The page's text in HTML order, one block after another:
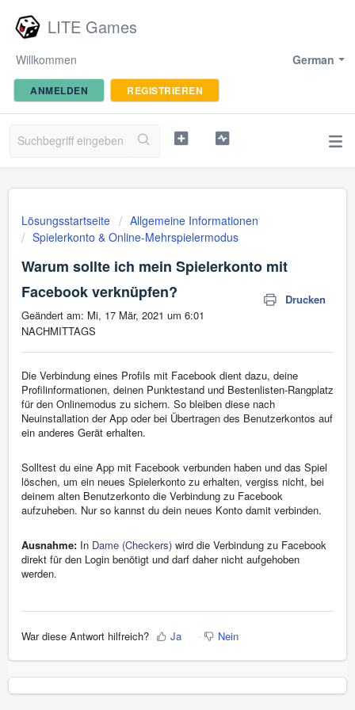
LITE Games
German
Willkommen
ANMELDEN REGISTRIEREN
Lösungsstartseite
Allgemeine Informationen
Spielerkonto & Online-Mehrspielermodus
Warum sollte ich mein Spielerkonto mit
Facebook verknüpfen?
Drucken
Geändert am: Mi, 17 Mär, 2021 um 6:01
NACHMITTAGS
Die Verbindung eines Profils mit Facebook dient dazu, deine
Profilinformationen, deinen Punktestand und Bestenlisten-Rangplatz
für den Onlinemodus zu sichern. So bleiben diese nach
Neuinstallation der App oder bei Übertragen des Benutzerkontos auf
ein anderes Gerät erhalten.
Solltest du eine App mit Facebook verbunden haben und das Spiel
löschen, um ein neues Spielerkonto zu erhalten, vergiss nicht, bei
deinem alten Benutzerkonto die Verbindung zu Facebook
aufzuheben. Nur so kannst du dein neues Konto damit verbinden.
Ausnahme: In Dame (Checkers) wird die Verbindung zu Facebook
direkt für den Login benötigt und darf daher nicht aufgehoben
werden.
War diese Antwort hilfreich? Ja Nein